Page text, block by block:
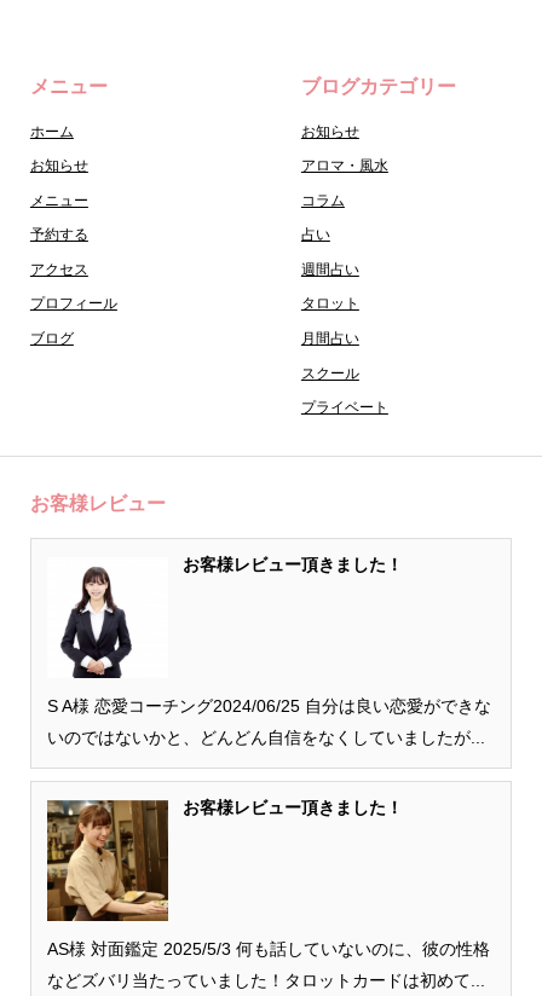
メニュー
ホーム
お知らせ
メニュー
予約する
アクセス
プロフィール
ブログ
ブログカテゴリー
お知らせ
アロマ・風水
コラム
占い
週間占い
タロット
月間占い
スクール
プライベート
お客様レビュー
お客様レビュー頂きました！
S A様 恋愛コーチング2024/06/25 自分は良い恋愛ができな
いのではないかと、どんどん自信をなくしていましたが...
お客様レビュー頂きました！
AS様 対面鑑定 2025/5/3 何も話していないのに、彼の性格
などズバリ当たっていました！タロットカードは初めて...